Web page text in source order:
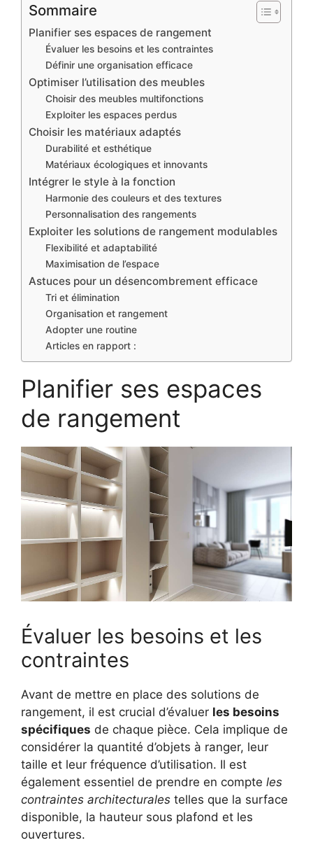
Sommaire
Planifier ses espaces de rangement
Évaluer les besoins et les contraintes
Définir une organisation efficace
Optimiser l’utilisation des meubles
Choisir des meubles multifonctions
Exploiter les espaces perdus
Choisir les matériaux adaptés
Durabilité et esthétique
Matériaux écologiques et innovants
Intégrer le style à la fonction
Harmonie des couleurs et des textures
Personnalisation des rangements
Exploiter les solutions de rangement modulables
Flexibilité et adaptabilité
Maximisation de l’espace
Astuces pour un désencombrement efficace
Tri et élimination
Organisation et rangement
Adopter une routine
Articles en rapport :
Planifier ses espaces
de rangement
Évaluer les besoins et les
contraintes
Avant de mettre en place des solutions de
rangement, il est crucial d’évaluer les besoins
spécifiques de chaque pièce. Cela implique de
considérer la quantité d’objets à ranger, leur
taille et leur fréquence d’utilisation. Il est
également essentiel de prendre en compte les
contraintes architecturales telles que la surface
disponible, la hauteur sous plafond et les
ouvertures.